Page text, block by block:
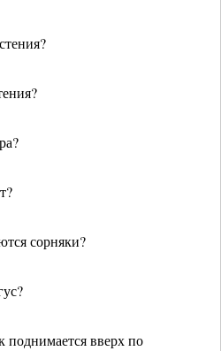
сорняки?
поднимается вверх по